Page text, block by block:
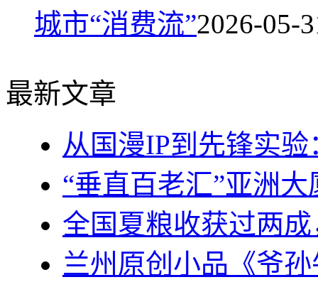
城市“消费流”2026-05-
最新文章
从国漫IP到先锋实
“垂直百老汇”亚洲
全国夏粮收获过两
兰州原创小品《爷